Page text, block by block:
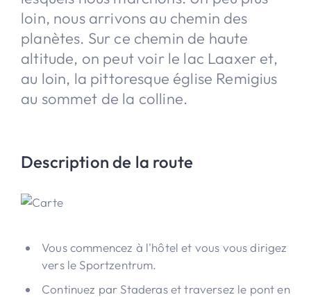
loin, nous arrivons au chemin des
planètes. Sur ce chemin de haute
altitude, on peut voir le lac Laaxer et,
au loin, la pittoresque église Remigius
au sommet de la colline.
Description de la route
Vous commencez à l'hôtel et vous vous dirigez
vers le Sportzentrum.
Continuez par Staderas et traversez le pont en